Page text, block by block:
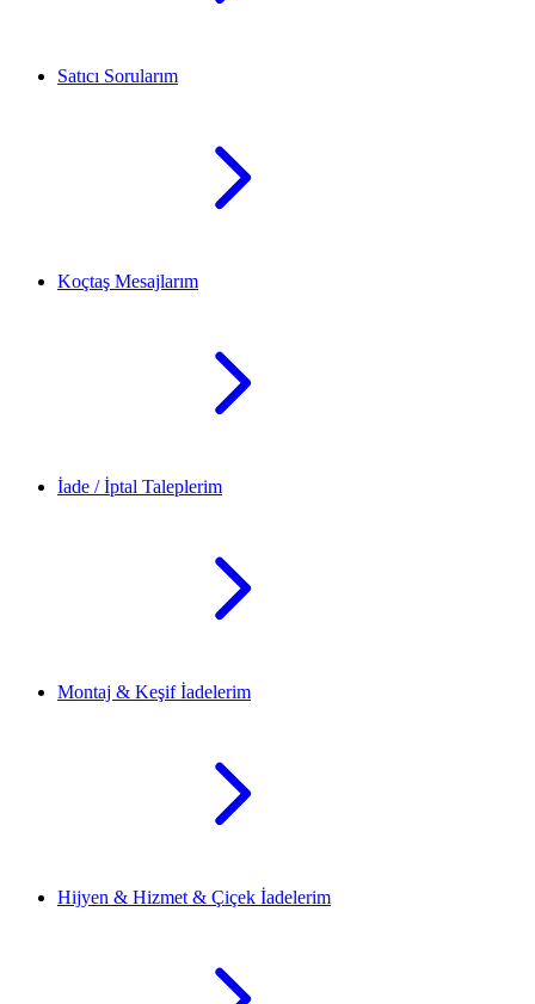
Satıcı Sorularım
Koçtaş Mesajlarım
İade / İptal Taleplerim
Montaj & Keşif İadelerim
Hijyen & Hizmet & Çiçek İadelerim